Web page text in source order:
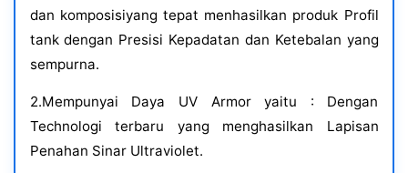
dan komposisiyang tepat menhasilkan produk Profil
tank dengan Presisi Kepadatan dan Ketebalan yang
sempurna.
2.Mempunyai Daya UV Armor yaitu : Dengan
Technologi terbaru yang menghasilkan Lapisan
Penahan Sinar Ultraviolet.